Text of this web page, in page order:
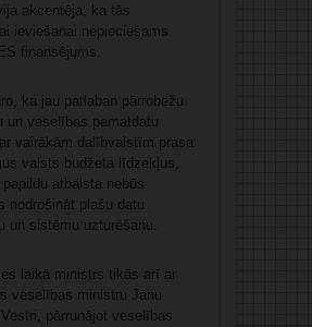
akcentēja, ka tās
ieviešanai nepieciešams
finansējums.
ka jau patlaban pārrobežu
un veselības pamatdatu
vairākām dalībvalstīm prasa
valsts budžeta līdzekļus,
atbalsta nebūs
nodrošināt plašu datu
un sistēmu uzturēšanu.
laikā ministrs tikās arī ar
veselības ministru Jānu
pārrunājot veselības